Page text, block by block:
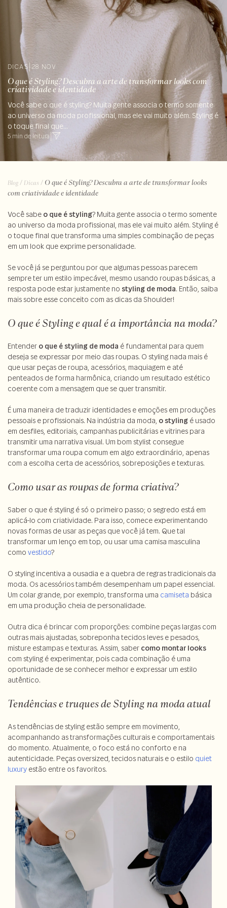
DICAS 28 NOV
O que é Styling? Descubra a arte de transformar looks com
criatividade e identidade
Você sabe o que é styling? Muita gente associa o termo somente
ao universo da moda profissional, mas ele vai muito além. Styling é
o toque final que...
5 min de leitura|
Blog / Dicas / O que é Styling? Descubra a arte de transformar looks
com criatividade e identidade
Você sabe o que é styling? Muita gente associa o termo somente
ao universo da moda profissional, mas ele vai muito além. Styling é
o toque final que transforma uma simples combinação de peças
em um look que exprime personalidade.
Se você já se perguntou por que algumas pessoas parecem
sempre ter um estilo impecável, mesmo usando roupas básicas, a
resposta pode estar justamente no styling de moda. Então, saiba
mais sobre esse conceito com as dicas da Shoulder!
O que é Styling e qual é a importância na moda?
Entender o que é styling de moda é fundamental para quem
deseja se expressar por meio das roupas. O styling nada mais é
que usar peças de roupa, acessórios, maquiagem e até
penteados de forma harmônica, criando um resultado estético
coerente com a mensagem que se quer transmitir.
É uma maneira de traduzir identidades e emoções em produções
pessoais e profissionais. Na indústria da moda, o styling é usado
em desfiles, editoriais, campanhas publicitárias e vitrines para
transmitir uma narrativa visual. Um bom stylist consegue
transformar uma roupa comum em algo extraordinário, apenas
com a escolha certa de acessórios, sobreposições e texturas.
Como usar as roupas de forma criativa?
Saber o que é styling é só o primeiro passo; o segredo está em
aplicá-lo com criatividade. Para isso, comece experimentando
novas formas de usar as peças que você já tem. Que tal
transformar um lenço em top, ou usar uma camisa masculina
como vestido?
O styling incentiva a ousadia e a quebra de regras tradicionais da
moda. Os acessórios também desempenham um papel essencial.
Um colar grande, por exemplo, transforma uma camiseta básica
em uma produção cheia de personalidade.
Outra dica é brincar com proporções: combine peças largas com
outras mais ajustadas, sobreponha tecidos leves e pesados,
misture estampas e texturas. Assim, saber como montar looks
com styling é experimentar, pois cada combinação é uma
oportunidade de se conhecer melhor e expressar um estilo
autêntico.
Tendências e truques de Styling na moda atual
As tendências de styling estão sempre em movimento,
acompanhando as transformações culturais e comportamentais
do momento. Atualmente, o foco está no conforto e na
autenticidade. Peças oversized, tecidos naturais e o estilo quiet
luxury estão entre os favoritos.